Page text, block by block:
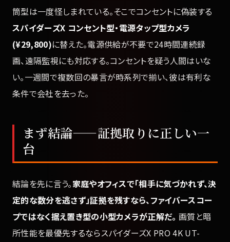
筒型は一度怪しまれている。そこでコンセントに偽装する
スパイダーズX コンセント型・電源タップ型カメラ
(¥29,800)に替えた。電源供給が不要で24時間連続録
画、遠隔監視にも対応する。コンセントを疑う人間はいな
い。一週間で複数回の暴言が時系列で揃い、彼は有利な
条件で会社を去った。
まず結論——証拠取りに正しい一
台
結論を先に言う。家庭やオフィスで「相手に気づかれず、決
定的な数分を逃さず」証拠を残すなら、ファイバースコー
プではなく据え置き型の小型カメラが正解だ。 画質と暗
所性能を最優先するならスパイダーズX PRO 4K UT-